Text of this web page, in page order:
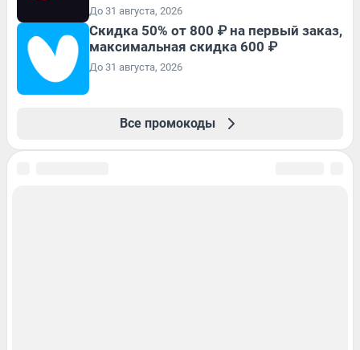
До 31 августа, 2026
Скидка 50% от 800 ₽ на первый заказ,
максимальная скидка 600 ₽
До 31 августа, 2026
Все промокоды